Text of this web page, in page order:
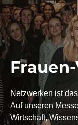
Netzwerken ist
Auf unseren
Wirtschaft,